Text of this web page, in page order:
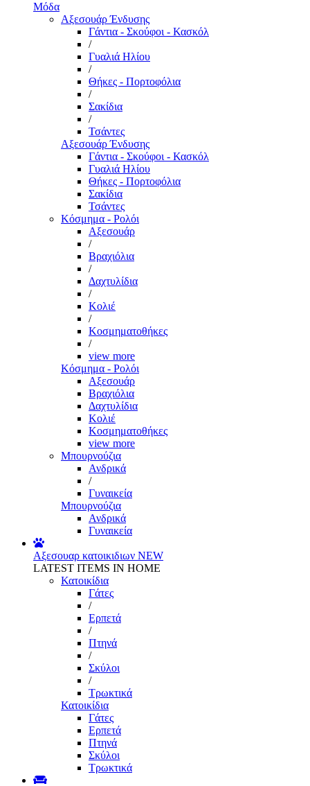
Μόδα
Αξεσουάρ Ένδυσης
Γάντια - Σκούφοι - Κασκόλ
/
Γυαλιά Ηλίου
/
Θήκες - Πορτοφόλια
/
Σακίδια
/
Τσάντες
Αξεσουάρ Ένδυσης
Γάντια - Σκούφοι - Κασκόλ
Γυαλιά Ηλίου
Θήκες - Πορτοφόλια
Σακίδια
Τσάντες
Κόσμημα - Ρολόι
Αξεσουάρ
/
Βραχιόλια
/
Δαχτυλίδια
/
Κολιέ
/
Κοσμηματοθήκες
/
view more
Κόσμημα - Ρολόι
Αξεσουάρ
Βραχιόλια
Δαχτυλίδια
Κολιέ
Κοσμηματοθήκες
view more
Μπουρνούζια
Ανδρικά
/
Γυναικεία
Μπουρνούζια
Ανδρικά
Γυναικεία
Αξεσουαρ κατοικιδιων NEW
LATEST ITEMS IN HOME
Κατοικίδια
Γάτες
/
Ερπετά
/
Πτηνά
/
Σκύλοι
/
Τρωκτικά
Κατοικίδια
Γάτες
Ερπετά
Πτηνά
Σκύλοι
Τρωκτικά